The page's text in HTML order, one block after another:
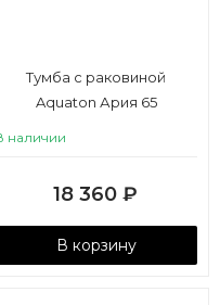
Тумба с раковиной
Aquaton Ария 65
наличии
18 360 ₽
В корзину